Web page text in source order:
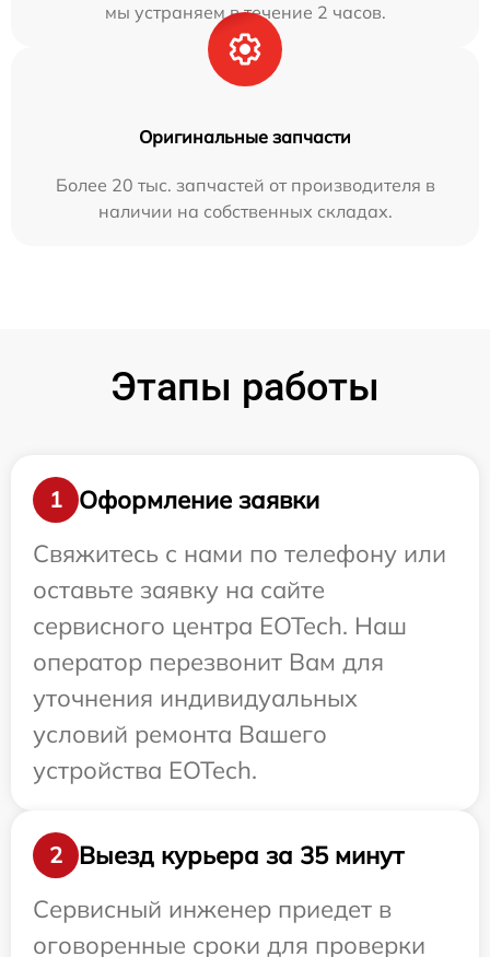
мы устраняем в течение 2 часов.
Оригинальные запчасти
Более 20 тыс. запчастей от производителя в
наличии на собственных складах.
Этапы работы
1
Оформление заявки
Свяжитесь с нами по телефону или
оставьте заявку на сайте
сервисного центра EOTech. Наш
оператор перезвонит Вам для
уточнения индивидуальных
условий ремонта Вашего
устройства EOTech.
2
Выезд курьера за 35 минут
Сервисный инженер приедет в
оговоренные сроки для проверки